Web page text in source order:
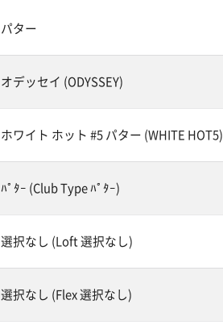
パター
オデッセイ (ODYSSEY)
ホワイト ホット #5 パター (WHITE HOT5)
ﾊﾟﾀｰ (Club Type ﾊﾟﾀｰ)
選択なし (Loft 選択なし)
選択なし (Flex 選択なし)